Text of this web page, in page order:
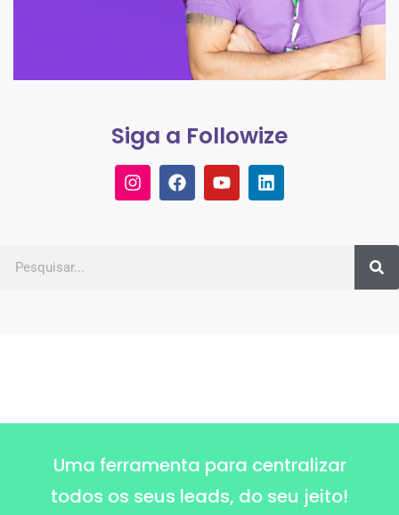
Siga a Followize
Uma ferramenta para centralizar
todos os seus leads, do seu jeito!